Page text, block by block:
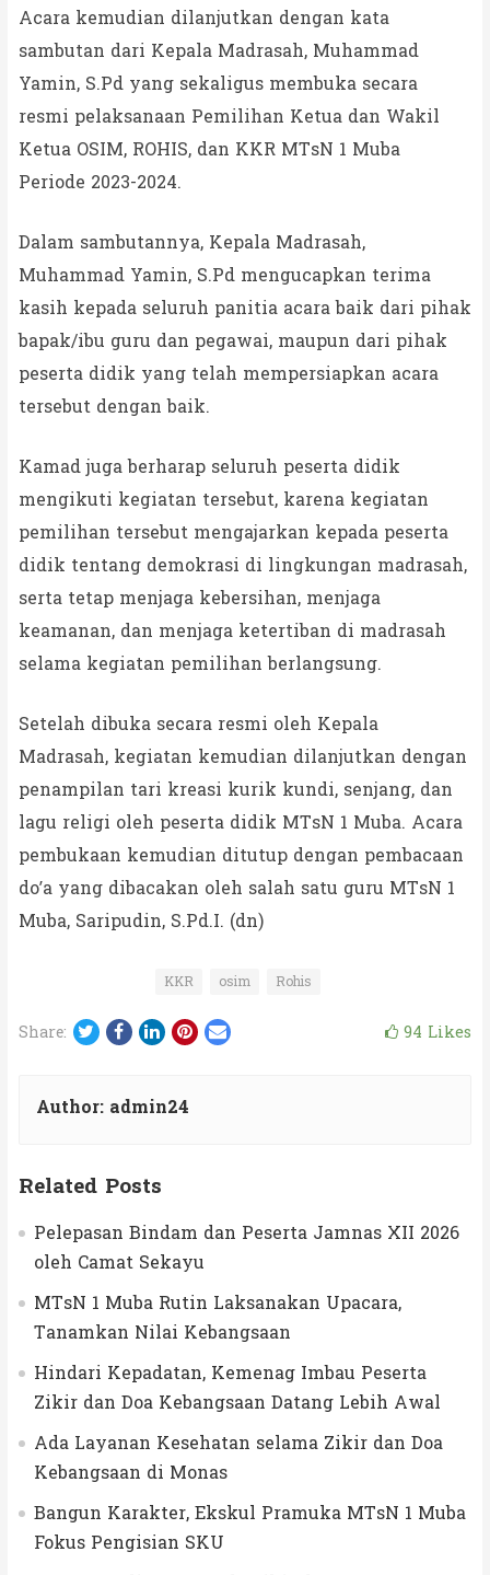
Acara kemudian dilanjutkan dengan kata
sambutan dari Kepala Madrasah, Muhammad
Yamin, S.Pd yang sekaligus membuka secara
resmi pelaksanaan Pemilihan Ketua dan Wakil
Ketua OSIM, ROHIS, dan KKR MTsN 1 Muba
Periode 2023-2024.
Dalam sambutannya, Kepala Madrasah,
Muhammad Yamin, S.Pd mengucapkan terima
kasih kepada seluruh panitia acara baik dari pihak
bapak/ibu guru dan pegawai, maupun dari pihak
peserta didik yang telah mempersiapkan acara
tersebut dengan baik.
Kamad juga berharap seluruh peserta didik
mengikuti kegiatan tersebut, karena kegiatan
pemilihan tersebut mengajarkan kepada peserta
didik tentang demokrasi di lingkungan madrasah,
serta tetap menjaga kebersihan, menjaga
keamanan, dan menjaga ketertiban di madrasah
selama kegiatan pemilihan berlangsung.
Setelah dibuka secara resmi oleh Kepala
Madrasah, kegiatan kemudian dilanjutkan dengan
penampilan tari kreasi kurik kundi, senjang, dan
lagu religi oleh peserta didik MTsN 1 Muba. Acara
pembukaan kemudian ditutup dengan pembacaan
do’a yang dibacakan oleh salah satu guru MTsN 1
Muba, Saripudin, S.Pd.I. (dn)
KKR osim Rohis
Share: Twitter
Facebook
LinkedIn
Pinterest
Email 94 Likes
Author: admin24
Related Posts
Pelepasan Bindam dan Peserta Jamnas XII 2026
oleh Camat Sekayu
MTsN 1 Muba Rutin Laksanakan Upacara,
Tanamkan Nilai Kebangsaan
Hindari Kepadatan, Kemenag Imbau Peserta
Zikir dan Doa Kebangsaan Datang Lebih Awal
Ada Layanan Kesehatan selama Zikir dan Doa
Kebangsaan di Monas
Bangun Karakter, Ekskul Pramuka MTsN 1 Muba
Fokus Pengisian SKU